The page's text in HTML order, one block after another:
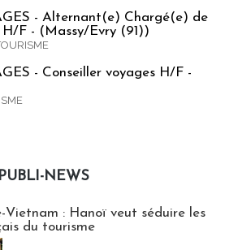
- Alternant(e) Chargé(e) de
H/F - (Massy/Evry (91))
- Conseiller voyages H/F -
PUBLI-NEWS
Vietnam : Hanoï veut séduire les
du tourisme